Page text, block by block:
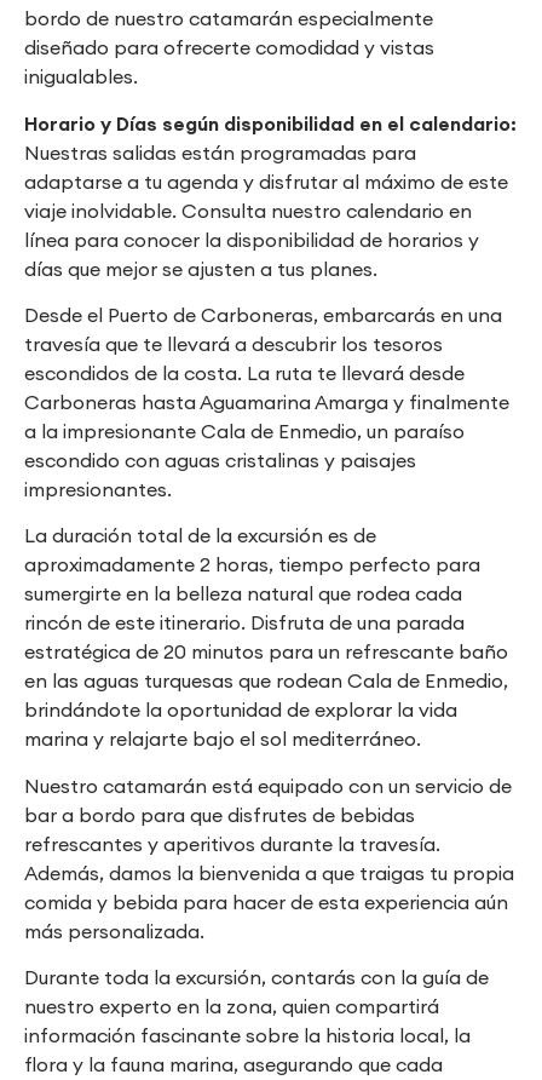
bordo de nuestro catamarán especialmente
diseñado para ofrecerte comodidad y vistas
inigualables.
Horario y Días según disponibilidad en el calendario:
Nuestras salidas están programadas para
adaptarse a tu agenda y disfrutar al máximo de este
viaje inolvidable. Consulta nuestro calendario en
línea para conocer la disponibilidad de horarios y
días que mejor se ajusten a tus planes.
Desde el Puerto de Carboneras, embarcarás en una
travesía que te llevará a descubrir los tesoros
escondidos de la costa. La ruta te llevará desde
Carboneras hasta Aguamarina Amarga y finalmente
a la impresionante Cala de Enmedio, un paraíso
escondido con aguas cristalinas y paisajes
impresionantes.
La duración total de la excursión es de
aproximadamente 2 horas, tiempo perfecto para
sumergirte en la belleza natural que rodea cada
rincón de este itinerario. Disfruta de una parada
estratégica de 20 minutos para un refrescante baño
en las aguas turquesas que rodean Cala de Enmedio,
brindándote la oportunidad de explorar la vida
marina y relajarte bajo el sol mediterráneo.
Nuestro catamarán está equipado con un servicio de
bar a bordo para que disfrutes de bebidas
refrescantes y aperitivos durante la travesía.
Además, damos la bienvenida a que traigas tu propia
comida y bebida para hacer de esta experiencia aún
más personalizada.
Durante toda la excursión, contarás con la guía de
nuestro experto en la zona, quien compartirá
información fascinante sobre la historia local, la
flora y la fauna marina, asegurando que cada